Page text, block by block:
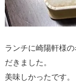
ランチに崎陽軒様
だきました。
美味しかったです。